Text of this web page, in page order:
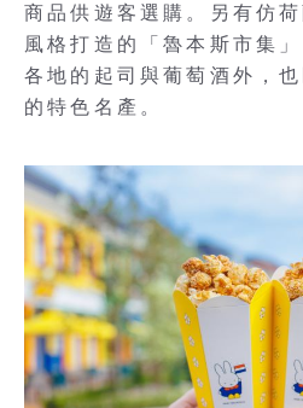
商品供遊客選購。另有仿
風格打造的「魯本斯市集
各地的起司與葡萄酒外，
的特色名產。